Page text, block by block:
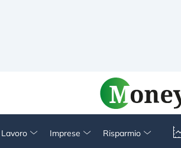
Imprese Risparmio